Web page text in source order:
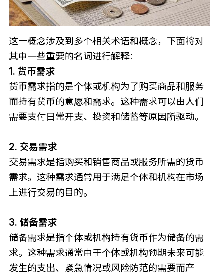
这一概念涉及到多个相关术语和概念，下面将对
其中一些重要的名词进行解释：
1. 货币需求
货币需求指的是个体或机构为了购买商品和服务
而持有货币的意愿和需求。这种需求可以由人们
需要支付日常开支、投资和储蓄等原因所驱动。
2. 交易需求
交易需求是指购买和销售商品或服务所需的货币
需求。这种需求通常用于满足个体和机构在市场
上进行交易的目的。
3. 储备需求
储备需求是指个体或机构持有货币作为储备的需
求。这种需求通常由于个体或机构预期未来可能
发生的支出、紧急情况或风险防范的需要而产